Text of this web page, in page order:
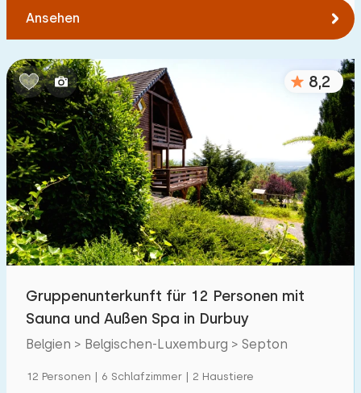
Ansehen
8,2
Gruppenunterkunft für 12 Personen mit
Sauna und Außen Spa in Durbuy
Belgien > Belgischen-Luxemburg > Septon
12 Personen | 6 Schlafzimmer | 2 Haustiere